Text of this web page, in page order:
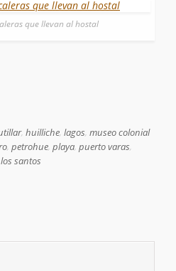
que llevan al hostal
, huilliche, lagos, museo colonial
, petrohue, playa, puerto varas,
santos